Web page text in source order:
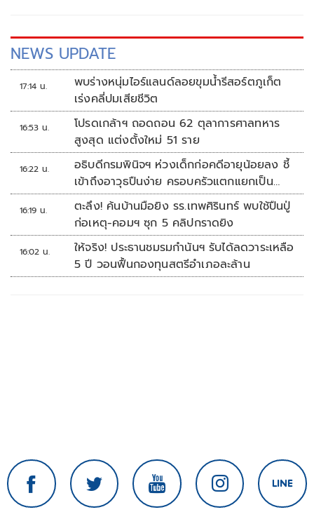
NEWS UPDATE
17:14 น.
พบร่างหนุ่มไอร์แลนด์ลอยขุมน้ำรีสอร์ตภูเก็ต
เร่งคลี่ปมเสียชีวิต
16:53 น.
โปรดเกล้าฯ ถอดถอน 62 ตุลาการศาลทหาร
สูงสุด แต่งตั้งใหม่ 51 ราย
16:22 น.
อธิบดีกรมพินิจฯ ห่วงเด็กก่อคดีอายุน้อยลง ชี้
เข้าถึงอาวุธปืนง่าย ครอบครัวแตกแยกเป็น
ชนวนสำคัญ
16:19 น.
ตะลึง! ค้นบ้านมือยิง รร.เทพศิรินทร์ พบใช้ปืนปู่
ก่อเหตุ-คอมฯ ซุก 5 คลิปกราดยิง
16:02 น.
ให้จริง! ประธานชมรมกำนันฯ รับได้ลดวาระเหลือ
5 ปี วอนฟื้นกองทุนสตรีอำเภอละล้าน